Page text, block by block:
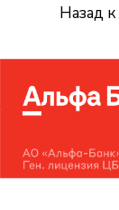
Назад к